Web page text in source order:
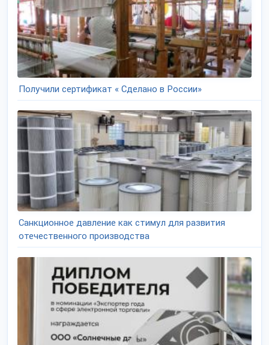
Получили сертификат « Сделано в России»
Санкционное давление как стимул для развития
отечественного производства